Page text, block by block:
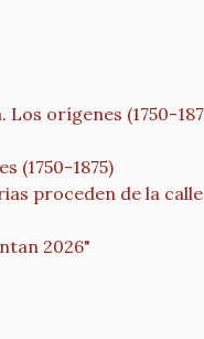
orígenes (1750-
(1750-1875)
proceden de la
2026"